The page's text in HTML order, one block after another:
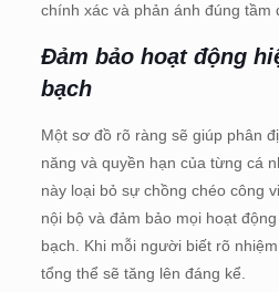
chính xác và phản ánh đúng tầm
Đảm bảo hoạt động
bạch
Một sơ đồ rõ ràng sẽ giúp phân
năng và quyền hạn của từng cá
này loại bỏ sự chồng chéo công
nội bộ và đảm bảo mọi hoạt
bạch. Khi mỗi người biết rõ
tổng thể sẽ tăng lên đáng kể.